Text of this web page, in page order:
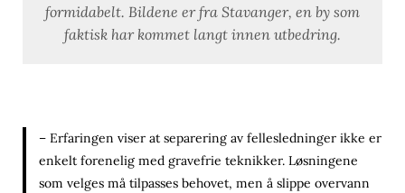
formidabelt. Bildene er fra Stavanger, en by som
faktisk har kommet langt innen utbedring.
– Erfaringen viser at separering av fellesledninger ikke er
enkelt forenelig med gravefrie teknikker. Løsningene
som velges må tilpasses behovet, men å slippe overvann